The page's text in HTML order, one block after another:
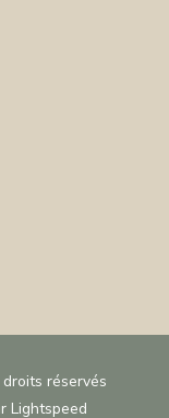
réservés
Lightspeed